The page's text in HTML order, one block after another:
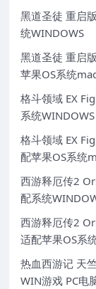
黑道圣徒 重启
统WINDOWS
黑道圣徒 重启
苹果OS系统
格斗领域 EX
系统WINDOWS
格斗领域 EX
配苹果OS系统
西游释厄传2
配系统
西游释厄传2
适配苹果OS系
热血西游记 天
WIN游戏 PC电